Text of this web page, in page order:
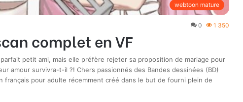
webtoon mature
0 1 350
complet en VF
petit ami, mais elle préfère rejeter sa proposition de mariage pour
amour survivra-t-il ?! Chers passionnés des Bandes dessinées (BD)
français pour adulte récemment créé dans le but de fourni plein de